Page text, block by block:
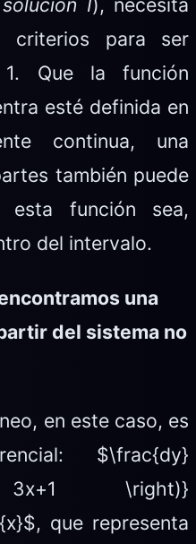
I), necesita
criterios para ser
1. Que la función
esté definida en
continua, una
también puede
función sea,
del intervalo.
una
del sistema no
en este caso, es
$\frac{dy}
3x+1 \right)}
que representa